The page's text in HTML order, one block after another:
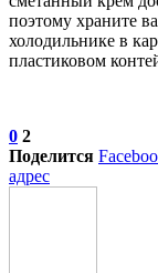
поэтому храните
холодильнике в
пластиковом
0 2
Поделится
адрес